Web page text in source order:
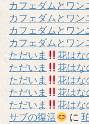
カフェダムとワン
カフェダムとワン
カフェダムとワン
カフェダムとワン
ただいま
花はな
ただいま
花はな
ただいま
花はな
ただいま
花はな
ただいま
花はな
サブの復活
に